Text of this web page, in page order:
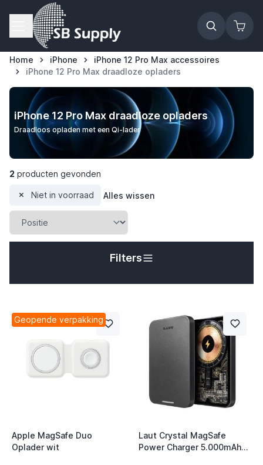
Ga naar de inhoud
Home iPhone
iPhone 12 Pro Max accessoires
iPhone 12 Pro Max draadloze opladers
iPhone 12 Pro Max draadloze opladers
Draadloos opladen met een Qi-lader
2 producten gevonden
Niet in voorraad Alles wissen
Filters
Geopende verpakking
Apple MagSafe Duo
Oplader wit
Laut Crystal MagSafe
Power Charger 5.000mAh